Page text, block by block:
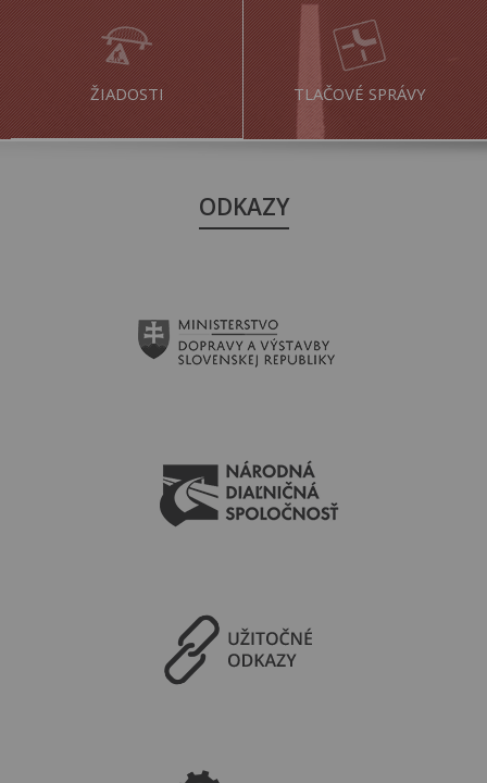
ŽIADOSTI TLAČOVÉ SPRÁVY
ODKAZY